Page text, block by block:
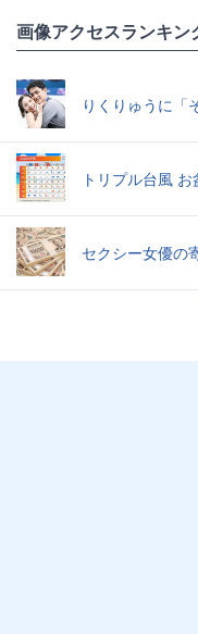
画像アクセスランキン
りくりゅうに「
トリプル台風
セクシー女優の